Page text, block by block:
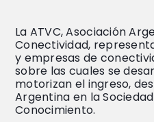
La ATVC, Asociación
Conectividad,
y empresas de
sobre las cuales se
motorizan el ingreso,
Argentina en la
Conocimiento.